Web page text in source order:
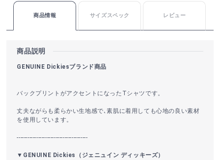
商品情報 サイズスペック レビュー
商品説明
GENUINE Dickiesブランド商品
バックプリントがアクセントになったTシャツです。
丈夫ながらも柔らかい生地感で､素肌に着用しても心地の良い素材
を使用しています。
----------------------------------------
▼GENUINE Dickies（ジェニュイン ディッキーズ）